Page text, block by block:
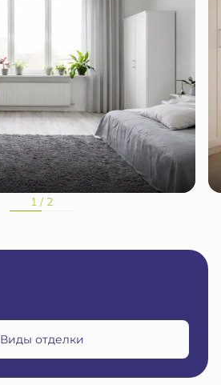
1 / 2
Виды отделки